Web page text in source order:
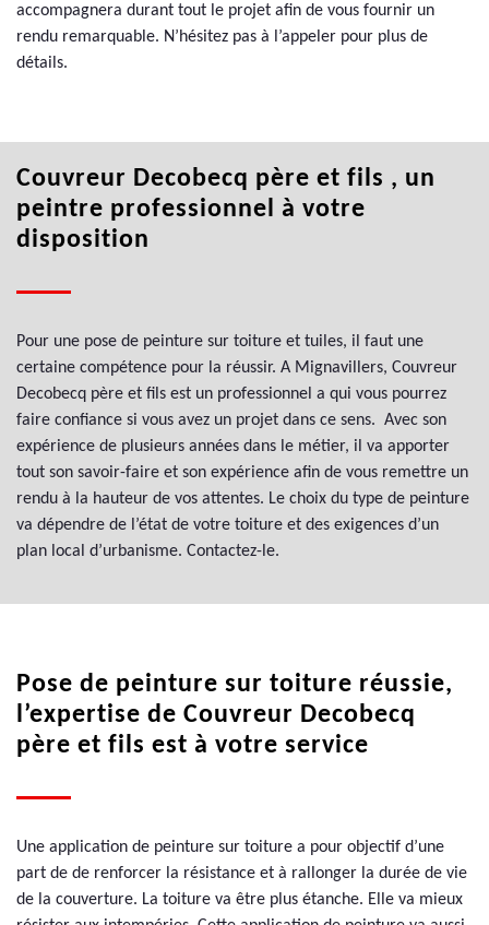
accompagnera durant tout le projet afin de vous fournir un
rendu remarquable. N’hésitez pas à l’appeler pour plus de
détails.
Couvreur Decobecq père et fils , un
peintre professionnel à votre
disposition
Pour une pose de peinture sur toiture et tuiles, il faut une
certaine compétence pour la réussir. A Mignavillers, Couvreur
Decobecq père et fils est un professionnel a qui vous pourrez
faire confiance si vous avez un projet dans ce sens. Avec son
expérience de plusieurs années dans le métier, il va apporter
tout son savoir-faire et son expérience afin de vous remettre un
rendu à la hauteur de vos attentes. Le choix du type de peinture
va dépendre de l’état de votre toiture et des exigences d’un
plan local d’urbanisme. Contactez-le.
Pose de peinture sur toiture réussie,
l’expertise de Couvreur Decobecq
père et fils est à votre service
Une application de peinture sur toiture a pour objectif d’une
part de de renforcer la résistance et à rallonger la durée de vie
de la couverture. La toiture va être plus étanche. Elle va mieux